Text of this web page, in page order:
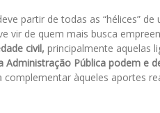
partir de todas as “hélices”
vir de quem mais busca
civil, principalmente aquelas
Administração Pública podem e
complementar àqueles aportes